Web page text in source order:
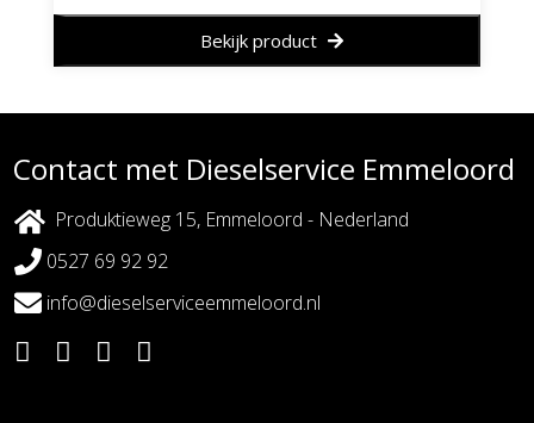
Bekijk product
Contact met Dieselservice Emmeloord
Produktieweg 15, Emmeloord - Nederland
0527 69 92 92
info@dieselserviceemmeloord.nl